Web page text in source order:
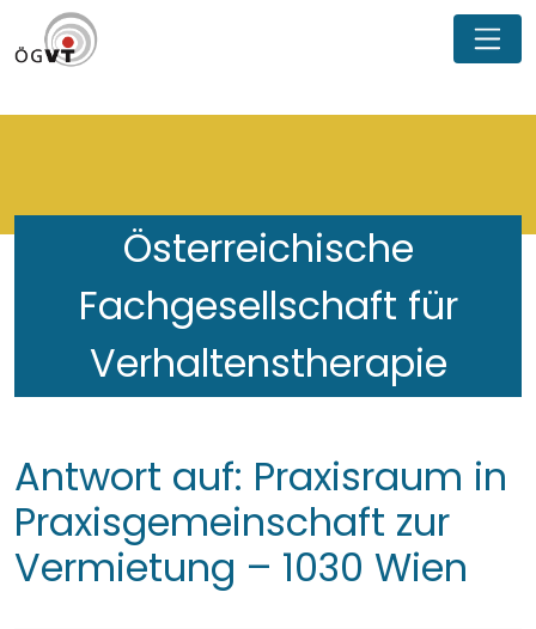
Österreichische
Fachgesellschaft für
Verhaltenstherapie
Antwort auf: Praxisraum in
Praxisgemeinschaft zur
Vermietung – 1030 Wien